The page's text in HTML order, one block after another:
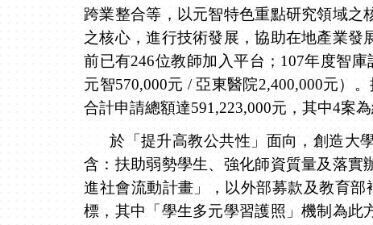
跨業整合等，以元智特色重點研究領域之
之核心，進行技術發展，協助在地產業發
前已有246位教師加入平台； 107年度智庫
元智570,000元 /亞東醫院2,400,000元）
合計申請總額達591,223,000元，其中4案為
於 「提升高教公共性」面向， 創造大
含：扶助弱勢學生、 強化師資質量及落實
進社會流動計畫」，以外部募款及教育部
標， 其中「學生多元學習護照」機制為此